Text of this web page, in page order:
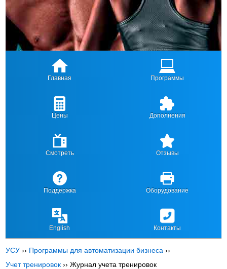
Главная Программы
Цены Дополнения
Смотреть Отзывы
Поддержка Оборудование
English Контакты
УСУ ›› Программы для автоматизации бизнеса ››
Учет тренировок ››Журнал учета тренировок